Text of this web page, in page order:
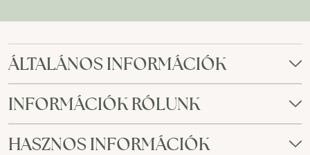
ÁLTALÁNOS INFORMÁCIÓK
INFORMÁCIÓK RÓLUNK
HASZNOS INFORMÁCIÓK